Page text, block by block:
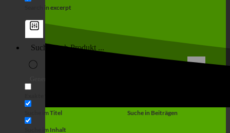
Search in excerpt
Suche
Suche im Titel
Suche im Inhalt
Suche in Beiträgen